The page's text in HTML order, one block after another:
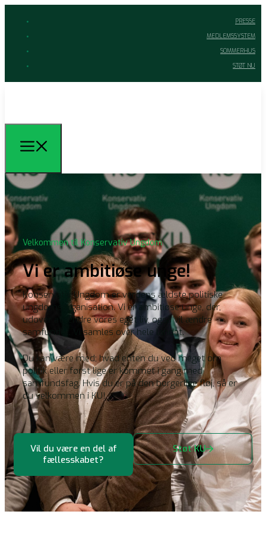
PRESSE
MEDLEMSSYSTEM
SOMMERHUS
STØT NU
Velkommen til Konservativ Ungdom
Vi er ambitiøse unge!
Konservativ Ungdom er verdens ældste politiske
ungdomsorganisation. Vi er ambitiøse unge, der,
udover at ændre vores eget liv, også vil ændre
samfundet. Vi samles over hele landet.
Du kan være med; hvad enten du ved meget om
politik eller først lige er kommet i gang med
samfundsfag. Hvis du er på den borgerlige fløj, så er
du velkommen i KU!
Vil du være en del af
fællesskabet?
Støt KU